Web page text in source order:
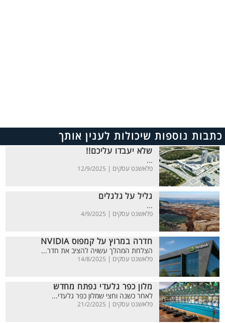
כתבות נוספות שיכולות לענין אותך
שלא יעבדו עליכם!!
...
פלאשנט עסקים | 12/9/2025
גליל על גלגלים
...
פלאשנט עסקים | 4/9/2025
חדרה במרוץ על קמפוס NVIDIA
הצלחת המהלך עשויה להציב את חדר...
פלאשנט עסקים | 14/8/2025
מלון כפר גלעדי נפתח מחדש
לאחר כשנה וחצי שמלון כפר גלעדי...
פלאשנט עסקים | 21/2/2025